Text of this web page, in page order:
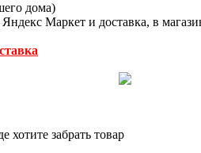
дома)
Маркет и доставка, в
хотите забрать товар